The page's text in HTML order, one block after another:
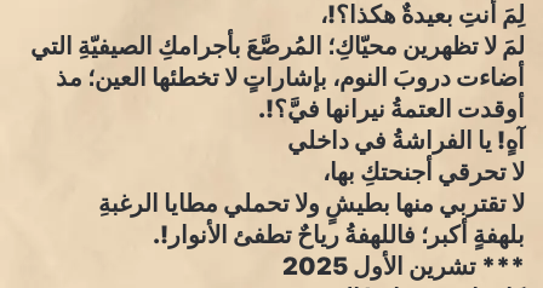
لِمَ أنتِ بعيدةٌ هكذا؟!،
لمَ لا تظهرين محيّاكِ؛ المُرصَّعَ بأجرامكِ الصيفيّةِ التي
أضاءت دروبَ النوم، بإشاراتٍ لا تخطئها العين؛ مذ
أوقدت العتمةُ نيرانها فيَّ؟!.
آهٍ! يا الفراشةُ في داخلي
لا تحرقي أجنحتكِ بها،
لا تقتربي منها بطيشٍ ولا تحملي مطايا الرغبةِ
بلهفةٍ أكبر؛ فاللهفةُ رياحٌ تطفئ الأنوار!.
*** تشرين الأول 2025